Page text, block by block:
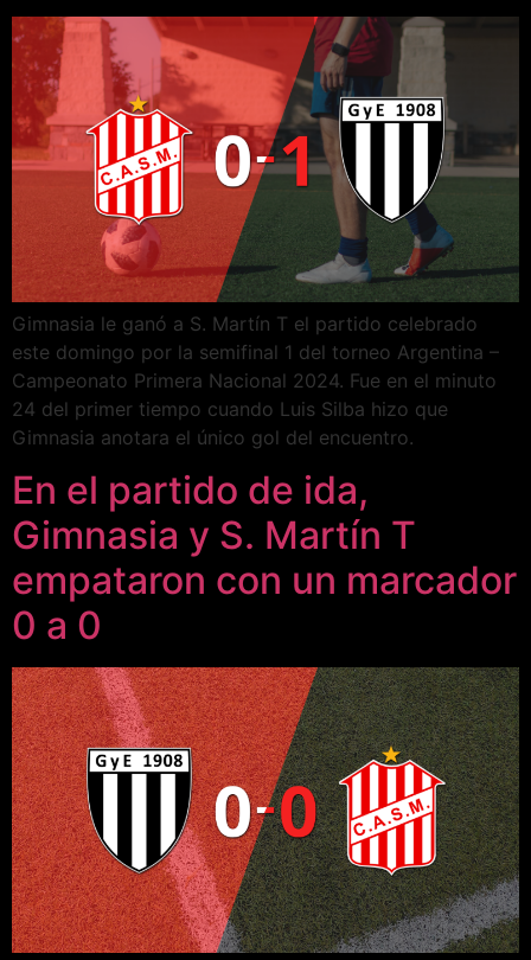
Gimnasia le ganó a S. Martín T el partido celebrado
este domingo por la semifinal 1 del torneo Argentina –
Campeonato Primera Nacional 2024. Fue en el minuto
24 del primer tiempo cuando Luis Silba hizo que
Gimnasia anotara el único gol del encuentro.
En el partido de ida,
Gimnasia y S. Martín T
empataron con un marcador
0 a 0